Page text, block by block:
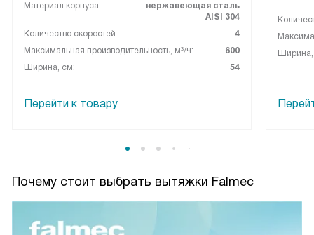
Материал корпуса:
нержавеющая сталь
AISI 304
Количество скоростей:
4
Максимальная производительность, м³/ч:
600
Ширина, см:
54
Перейти к товару
Почему стоит выбрать вытяжки Falmec